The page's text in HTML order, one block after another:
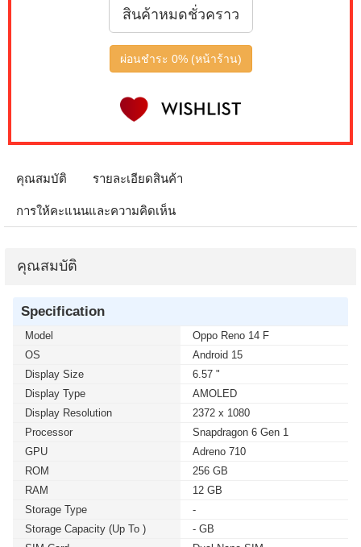
สินค้าหมดชั่วคราว
ผ่อนชำระ 0% (หน้าร้าน)
คุณสมบัติ รายละเอียดสินค้า
การให้คะแนนและความคิดเห็น
คุณสมบัติ
Specification
Model
Oppo Reno 14 F
OS
Android 15
Display Size
6.57 "
Display Type
AMOLED
Display Resolution
2372 x 1080
Processor
Snapdragon 6 Gen 1
GPU
Adreno 710
ROM
256 GB
RAM
12 GB
Storage Type
-
Storage Capacity (up To )
- GB